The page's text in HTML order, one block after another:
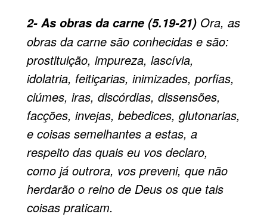
2- As obras da carne (5.19-21) Ora, as
obras da carne são conhecidas e são:
prostituição, impureza, lascívia,
idolatria, feitiçarias, inimizades, porfias,
ciúmes, iras, discórdias, dissensões,
facções, invejas, bebedices, glutonarias,
e coisas semelhantes a estas, a
respeito das quais eu vos declaro,
como já outrora, vos preveni, que não
herdarão o reino de Deus os que tais
coisas praticam.